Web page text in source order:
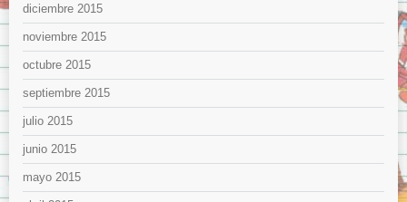
diciembre 2015
noviembre 2015
octubre 2015
septiembre 2015
julio 2015
junio 2015
mayo 2015